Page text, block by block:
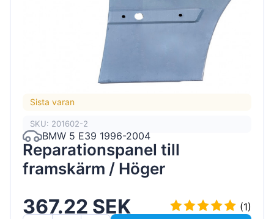
Sista varan
SKU: 201602-2
BMW 5 E39 1996-2004
Reparationspanel till
framskärm / Höger
367.22 SEK
(1)